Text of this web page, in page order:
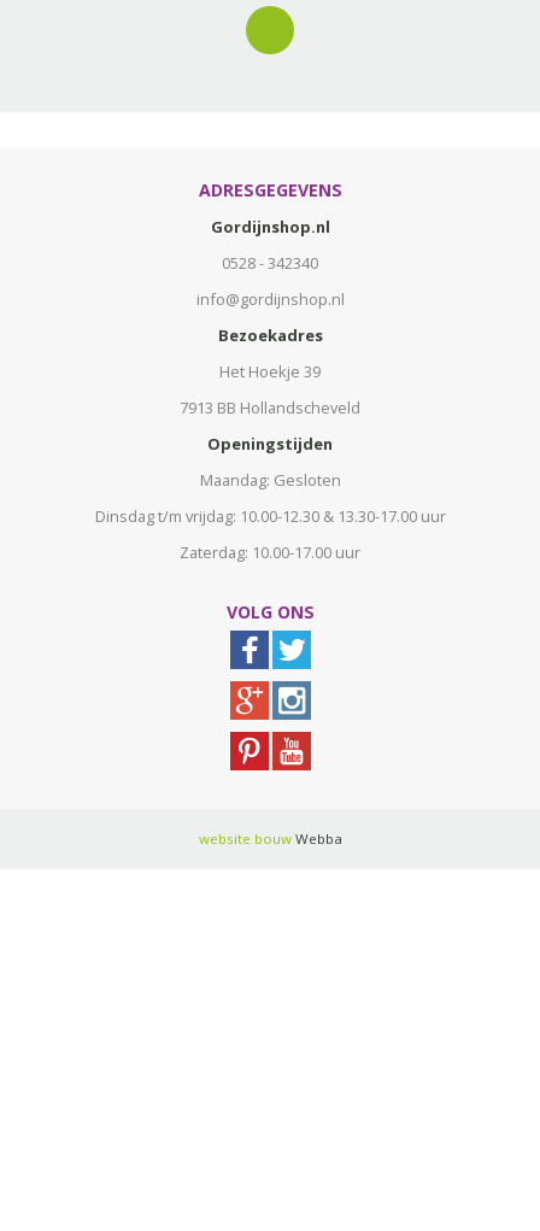
ADRESGEGEVENS
Gordijnshop.nl
0528 - 342340
info@gordijnshop.nl
Bezoekadres
Het Hoekje 39
7913 BB Hollandscheveld
Openingstijden
Maandag: Gesloten
Dinsdag t/m vrijdag: 10.00-12.30 & 13.30-17.00 uur
Zaterdag: 10.00-17.00 uur
VOLG ONS
website bouwWebba